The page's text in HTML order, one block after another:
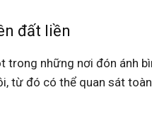
đất liền
trong những nơi đón ánh
từ đó có thể quan sát